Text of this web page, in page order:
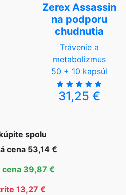
Zerex Assassin
na podporu
chudnutia
Trávenie a
metabolizmus
50 + 10 kapsúl
31,25 €
spolu
cena 53,14 €
cena 39,87 €
13,27 €